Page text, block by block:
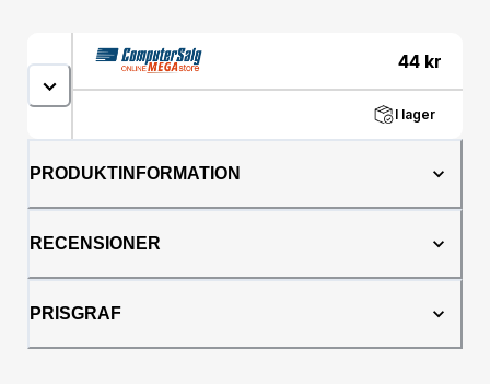
44 kr
I lager
PRODUKTINFORMATION
RECENSIONER
PRISGRAF